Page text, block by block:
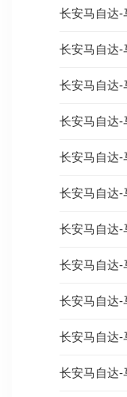
长安马自达-
长安马自达-
长安马自达-
长安马自达-
长安马自达-
长安马自达-
长安马自达-
长安马自达-
长安马自达-
长安马自达-
长安马自达-